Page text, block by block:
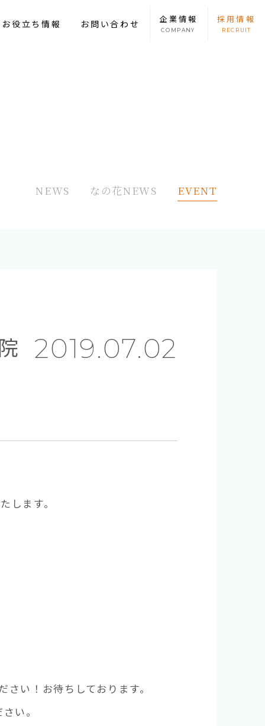
役立ち情報 お問い合わせ 企業情報
COMPANY
採用情報
RECRUIT
NEWS なの花NEWS EVENT
2019.07.02
します。
い！お待ちしております。
い。